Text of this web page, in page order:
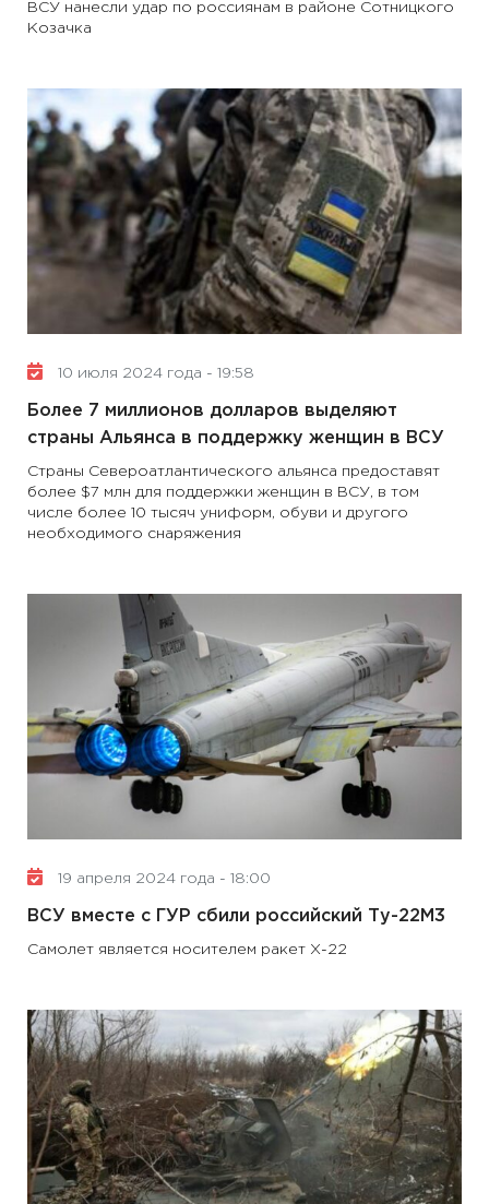
ВСУ нанесли удар по россиянам в районе Сотницкого
Козачка
10 июля 2024 года - 19:58
Более 7 миллионов долларов выделяют
страны Альянса в поддержку женщин в ВСУ
Страны Североатлантического альянса предоставят
более $7 млн ​​для поддержки женщин в ВСУ, в том
числе более 10 тысяч униформ, обуви и другого
необходимого снаряжения
19 апреля 2024 года - 18:00
ВСУ вместе с ГУР сбили российский Ту-22М3
Самолет является носителем ракет Х-22